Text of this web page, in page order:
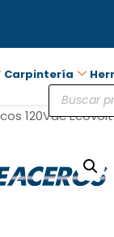
Carpintería
120Vac Ecovolt